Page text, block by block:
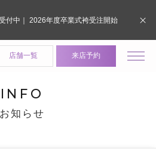
店舗一覧 来店予約
INFO
お知らせ
付中｜ 2026年度卒業式袴受注開始